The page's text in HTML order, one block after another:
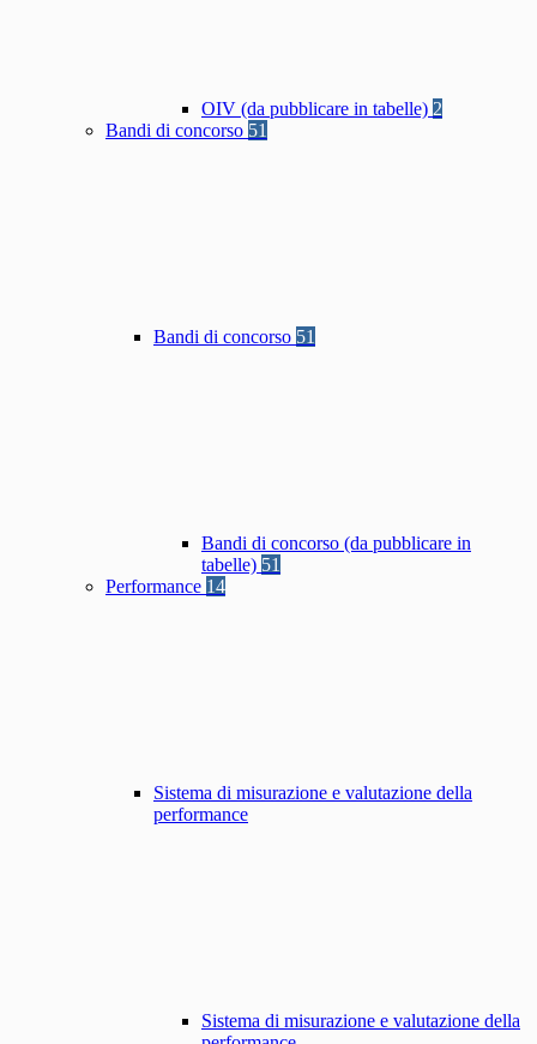
OIV (da pubblicare in tabelle) 2
Bandi di concorso 51
Bandi di concorso 51
Bandi di concorso (da pubblicare in
tabelle) 51
Performance 14
Sistema di misurazione e valutazione della
performance
Sistema di misurazione e valutazione della